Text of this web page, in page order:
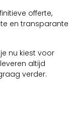
offerte,
en transparante
nu kiest voor
altijd
verder.